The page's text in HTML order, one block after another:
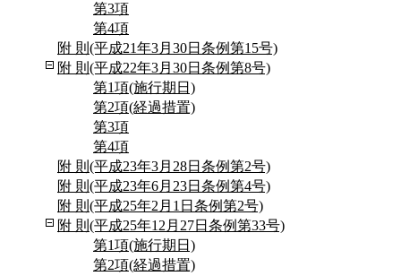
第3項
第4項
附 則(平成21年3月30日条例第15号)
附 則(平成22年3月30日条例第8号)
第1項(施行期日)
第2項(経過措置)
第3項
第4項
附 則(平成23年3月28日条例第2号)
附 則(平成23年6月23日条例第4号)
附 則(平成25年2月1日条例第2号)
附 則(平成25年12月27日条例第33号)
第1項(施行期日)
第2項(経過措置)